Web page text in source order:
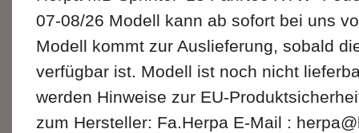
07-08/26 Modell kann ab sofort bei uns
Modell kommt zur Auslieferung, sobald
verfügbar ist. Modell ist noch nicht
werden Hinweise zur EU-
zum Hersteller: Fa.Herpa E-Mail :